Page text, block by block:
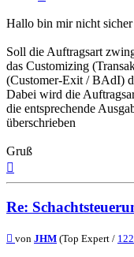
Hallo bin mir nicht sicher
Soll die Auftragsart
das Customizing
(Customer-Exit / BAdI)
Dabei wird die
die entsprechende
überschrieben
Gruß
Re:
Beitrag
von JHM (Top Expert /